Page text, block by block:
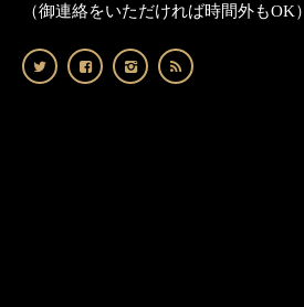
（御連絡をいただければ時間外もOK）